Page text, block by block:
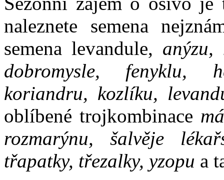
naleznete semena
semena levandule, anýzu,
dobromysle, fenyklu,
koriandru, kozlíku,
oblíbené trojkombinace
rozmarýnu, šalvěje
třapatky, třezalky, yzopu a